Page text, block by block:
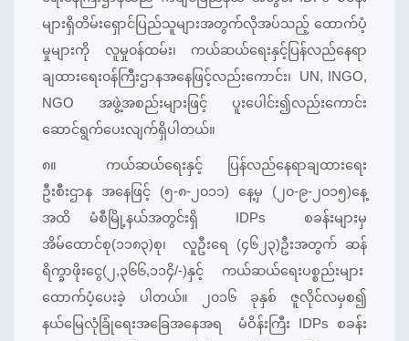
များရှိတိမ်းရှောင်ပြည်သူများအတွက်လိုအပ်သည့် ထောက်ပံ့
မှုများကို လူမှု၀န်ထမ်း၊ ကယ်ဆယ်ရေးနှင့်ပြန်လည်နေရာ
ချထားရေး၀န်ကြီးဌာနအနေဖြင့်လည်းကောင်း၊ UN, INGO,
NGO အဖွဲ့အစည်းများဖြင့် ပူးပေါင်း၍လည်းကောင်း
ဆောင်ရွက်ပေးလျက်ရှိပါတယ်။
၈။
ကယ်ဆယ်ရေးနှင့် ပြန်လည်နေရာချထားရေး
ဦးစီးဌာန အနေဖြင့် (၅-၈-၂၀၁၁) နေ့မှ (၂၀-၉-၂၀၁၅)နေ့
အထိ မံစီမြို့နယ်အတွင်းရှိ IDPs စခန်းများမှ
အိမ်ထောင်စု(၁၁၈၃)စု၊ လူဦးရေ (၄၆၂၃)ဦးအတွက် ဆန်
ရိက္ခာဖိုးငွေ(၂,၃၆၆,၁၁၄ိ/-)နှင့် ကယ်ဆယ်ရေးပစ္စည်းများ
ထောက်ပံ့ပေးခဲ့ ပါတယ်။ ၂၀၁၆ ခုနှစ် ဇူလိုင်လမှစ၍
နယ်မြေလုံခြုံရေးအခြေအနေအရ မံဝိန်းကြီး IDPs စခန်း